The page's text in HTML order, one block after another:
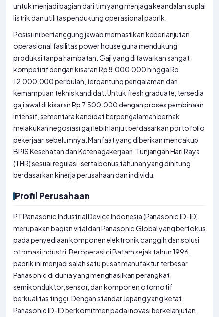
untuk menjadi bagian dari tim yang menjaga keandalan suplai
listrik dan utilitas pendukung operasional pabrik.
Posisi ini bertanggung jawab memastikan keberlanjutan
operasional fasilitas power house guna mendukung
produksi tanpa hambatan. Gaji yang ditawarkan sangat
kompetitif dengan kisaran Rp 8.000.000 hingga Rp
12.000.000 per bulan, tergantung pengalaman dan
kemampuan teknis kandidat. Untuk fresh graduate, tersedia
gaji awal di kisaran Rp 7.500.000 dengan proses pembinaan
intensif, sementara kandidat berpengalaman berhak
melakukan negosiasi gaji lebih lanjut berdasarkan portofolio
pekerjaan sebelumnya. Manfaat yang diberikan mencakup
BPJS Kesehatan dan Ketenagakerjaan, Tunjangan Hari Raya
(THR) sesuai regulasi, serta bonus tahunan yang dihitung
berdasarkan kinerja perusahaan dan individu.
Profil Perusahaan
PT Panasonic Industrial Device Indonesia (Panasonic ID-ID)
merupakan bagian vital dari Panasonic Global yang berfokus
pada penyediaan komponen elektronik canggih dan solusi
otomasi industri. Beroperasi di Batam sejak tahun 1996,
pabrik ini menjadi salah satu pusat manufaktur terbesar
Panasonic di dunia yang menghasilkan perangkat
semikonduktor, sensor, dan komponen otomotif
berkualitas tinggi. Dengan standar Jepang yang ketat,
Panasonic ID-ID berkomitmen pada inovasi berkelanjutan,